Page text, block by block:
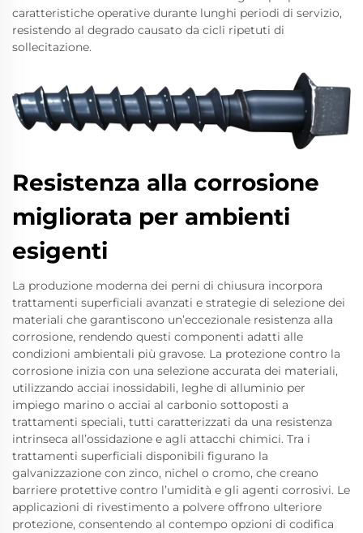
caratteristiche operative durante lunghi periodi di servizio,
resistendo al degrado causato da cicli ripetuti di
sollecitazione.
Resistenza alla corrosione
migliorata per ambienti
esigenti
La produzione moderna dei perni di chiusura incorpora
trattamenti superficiali avanzati e strategie di selezione dei
materiali che garantiscono un’eccezionale resistenza alla
corrosione, rendendo questi componenti adatti alle
condizioni ambientali più gravose. La protezione contro la
corrosione inizia con una selezione accurata dei materiali,
utilizzando acciai inossidabili, leghe di alluminio per
impiego marino o acciai al carbonio sottoposti a
trattamenti speciali, tutti caratterizzati da una resistenza
intrinseca all’ossidazione e agli attacchi chimici. Tra i
trattamenti superficiali disponibili figurano la
galvanizzazione con zinco, nichel o cromo, che creano
barriere protettive contro l’umidità e gli agenti corrosivi. Le
applicazioni di rivestimento a polvere offrono ulteriore
protezione, consentendo al contempo opzioni di codifica